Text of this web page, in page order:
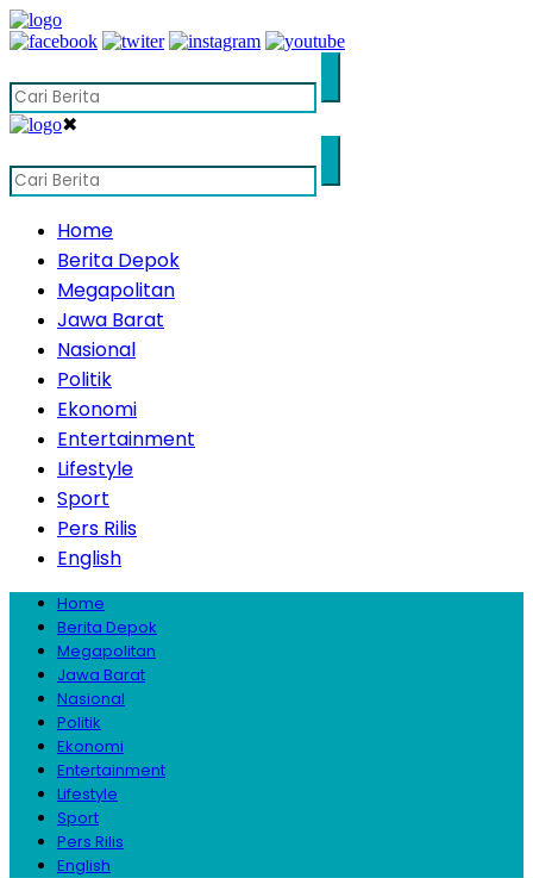
✖
Home
Berita Depok
Megapolitan
Jawa Barat
Nasional
Politik
Ekonomi
Entertainment
Lifestyle
Sport
Pers Rilis
English
Home
Berita Depok
Megapolitan
Jawa Barat
Nasional
Politik
Ekonomi
Entertainment
Lifestyle
Sport
Pers Rilis
English